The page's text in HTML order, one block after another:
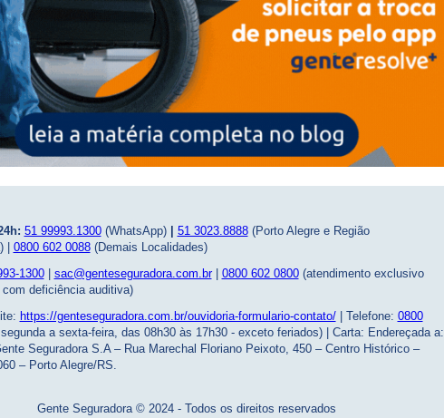
51 99993.1300(WhatsApp) 51 3023.8888(Porto Alegre e Região
| 0800 602 0088(Demais Localidades)
1300| sac@genteseguradora.com.br| 0800 602 0800(atendimento exclusivo
deficiência auditiva)
https://genteseguradora.com.br/ouvidoria-formulario-contato/| Telefone: 0800
a sexta-feira, das 08h30 às 17h30 - exceto feriados) | Carta: Endereçada a:
Seguradora S.A – Rua Marechal Floriano Peixoto, 450 – Centro Histórico –
– Porto Alegre/RS.
Gente Seguradora © 2024 - Todos os direitos reservados